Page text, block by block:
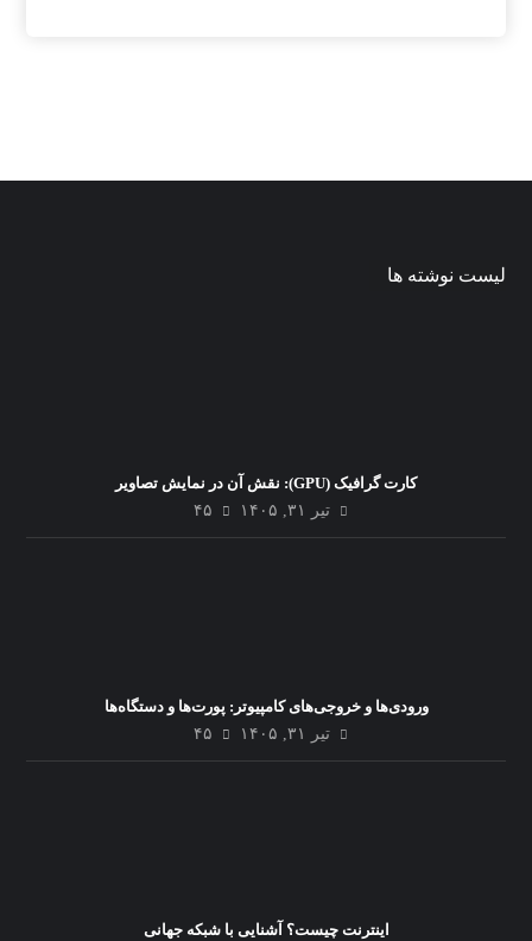
لیست نوشته ها
کارت گرافیک (GPU): نقش آن در نمایش تصاویر
تیر ۳۱, ۱۴۰۵
۴۵
ورودی‌ها و خروجی‌های کامپیوتر: پورت‌ها و دستگاه‌ها
تیر ۳۱, ۱۴۰۵
۴۵
اینترنت چیست؟ آشنایی با شبکه جهانی